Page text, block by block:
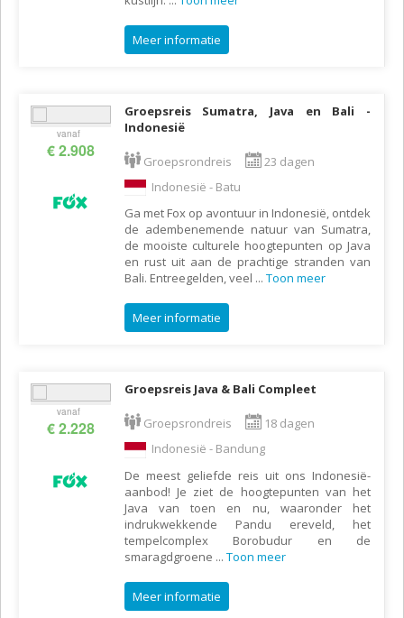
Meer informatie
vanaf
€ 2.908
Groepsreis Sumatra, Java en Bali -
Indonesië
Groepsrondreis
23 dagen
Indonesië - Batu
Ga met Fox op avontuur in Indonesië, ontdek
de adembenemende natuur van Sumatra,
de mooiste culturele hoogtepunten op Java
en rust uit aan de prachtige stranden van
Bali. Entreegelden, veel ... Toon meer
Meer informatie
vanaf
€ 2.228
Groepsreis Java & Bali Compleet
Groepsrondreis
18 dagen
Indonesië - Bandung
De meest geliefde reis uit ons Indonesië-
aanbod! Je ziet de hoogtepunten van het
Java van toen en nu, waaronder het
indrukwekkende Pandu ereveld, het
tempelcomplex Borobudur en de
smaragdgroene ... Toon meer
Meer informatie